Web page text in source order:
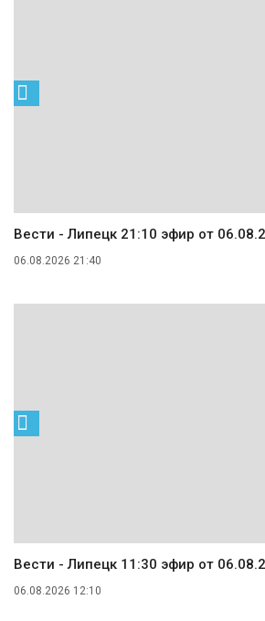
Вести - Липецк 21:10 эфир от
06.08.2026 21:40
Вести - Липецк 11:30 эфир от
06.08.2026 12:10